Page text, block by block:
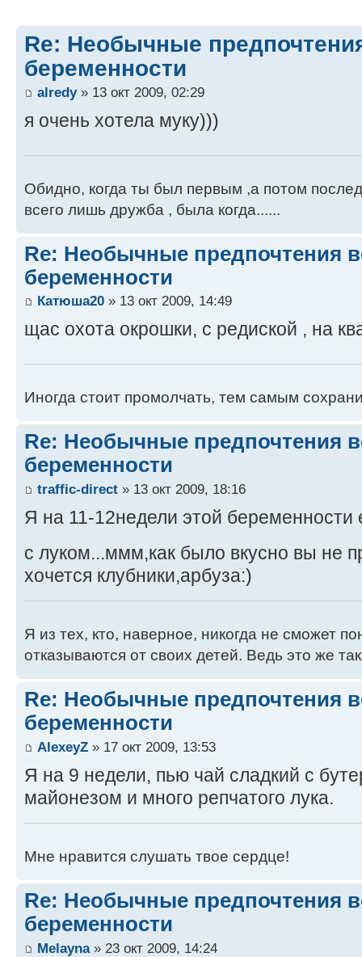
Re: Необычные
беременности
alredy» 13 окт 2009, 02:29
я очень хотела муку)))
Обидно, когда ты был первым ,а потом
всего лишь дружба , была когда......
Re: Необычные предпочтения
беременности
Катюша20 » 13 окт 2009, 14:49
щас охота окрошки, с редиской , на
Иногда стоит промолчать, тем самым
Re: Необычные предпочтения
беременности
traffic-direct » 13 окт 2009, 18:16
Я на 11-12недели этой беременности
с луком...ммм,как было вкусно вы не
хочется клубники,арбуза:)
Я из тех, кто, наверное, никогда не сможет
отказываются от своих детей. Ведь это же
Re: Необычные предпочтения
беременности
AlexeyZ » 17 окт 2009, 13:53
Я на 9 недели, пью чай сладкий с
майонезом и много репчатого лука.
Мне нравится слушать твое сердце!
Re: Необычные предпочтения
беременности
Melayna» 23 окт 2009, 14:24